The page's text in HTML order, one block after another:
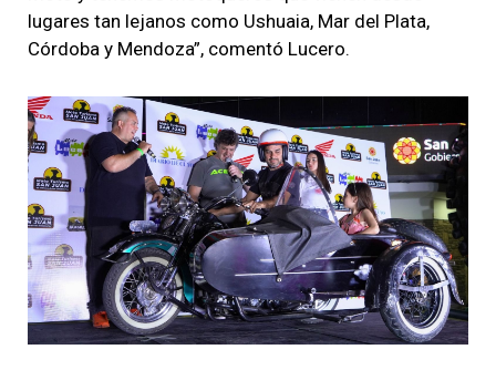
lugares tan lejanos como Ushuaia, Mar del Plata,
Córdoba y Mendoza”, comentó Lucero.